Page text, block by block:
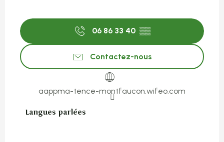
06 86 33 40 ▒▒
Contactez-nous
aappma-tence-montfaucon.wifeo.com
Langues parlées
Langues parlées